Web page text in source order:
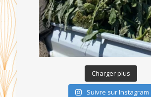
Charger plus
Suivre sur Instagram